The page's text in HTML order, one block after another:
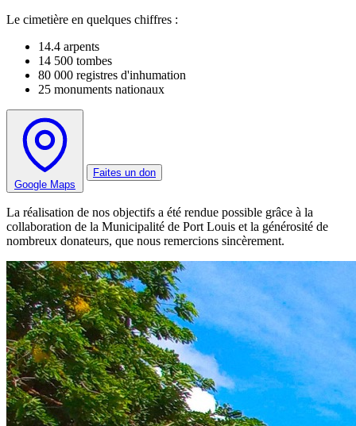
Le cimetière en quelques chiffres :
14.4 arpents
14 500 tombes
80 000 registres d'inhumation
25 monuments nationaux
Google Maps
Faites un don
La réalisation de nos objectifs a été rendue possible grâce à la
collaboration de la Municipalité de Port Louis et la générosité de
nombreux donateurs, que nous remercions sincèrement.